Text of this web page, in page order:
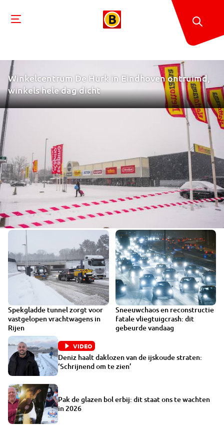
Winkelcentrum De Hurk in Eindhoven ontruimd,
winkels hele dag dicht
Spekgladde tunnel zorgt voor
vastgelopen vrachtwagens in
Rijen
Sneeuwchaos en reconstructie
fatale vliegtuigcrash: dit
gebeurde vandaag
DINSDAG GEMIST
VIDEO
Deniz haalt daklozen van de ijskoude straten:
‘Schrijnend om te zien’
Pak de glazen bol erbij: dit staat ons te wachten
in 2026